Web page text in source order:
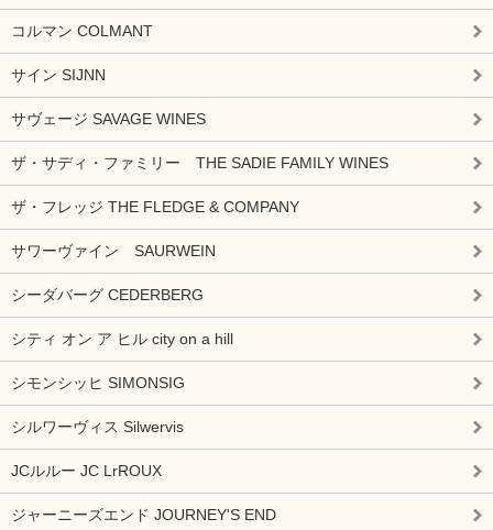
コルマン COLMANT
サイン SIJNN
サヴェージ SAVAGE WINES
ザ・サディ・ファミリー THE SADIE FAMILY WINES
ザ・フレッジ THE FLEDGE & COMPANY
サワーヴァイン SAURWEIN
シーダバーグ CEDERBERG
シティ オン ア ヒル city on a hill
シモンシッヒ SIMONSIG
シルワーヴィス Silwervis
JCルルー JC LrROUX
ジャーニーズエンド JOURNEY'S END